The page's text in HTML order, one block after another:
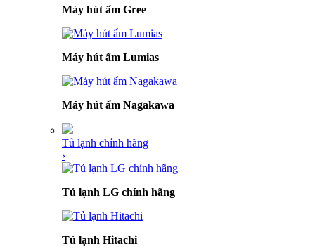
Máy hút ẩm Gree
Máy hút ẩm Lumias
Máy hút ẩm Nagakawa
Tủ lạnh chính hãng
›
Tủ lạnh LG chính hãng
Tủ lạnh Hitachi